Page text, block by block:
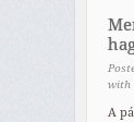
with
A